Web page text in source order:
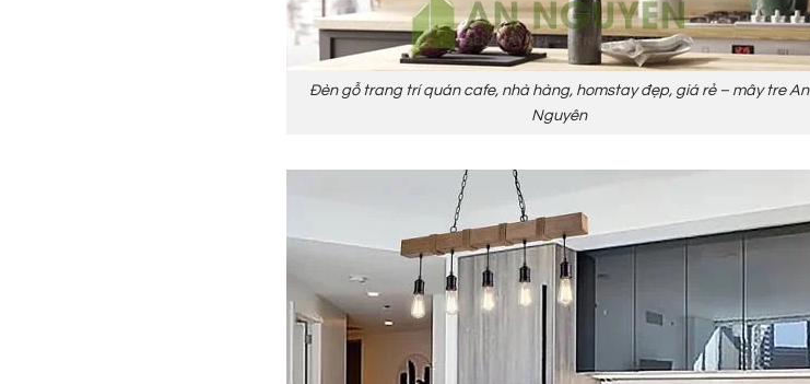
Đèn gỗ trang trí quán cafe, nhà hàng, homstay đẹp, giá rẻ – mây tre An
Nguyên